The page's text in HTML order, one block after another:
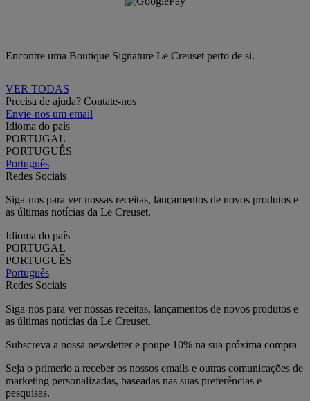
Encontre uma Boutique Signature Le Creuset perto de si.
VER TODAS
Precisa de ajuda? Contate-nos
Envie-nos um email
Idioma do país
PORTUGAL
PORTUGUÊS
Português
Redes Sociais
Siga-nos para ver nossas receitas, lançamentos de novos produtos e
as últimas notícias da Le Creuset.
Idioma do país
PORTUGAL
PORTUGUÊS
Português
Redes Sociais
Siga-nos para ver nossas receitas, lançamentos de novos produtos e
as últimas notícias da Le Creuset.
Subscreva a nossa newsletter e poupe 10% na sua próxima compra
Seja o primerio a receber os nossos emails e outras comunicações de
marketing personalizadas, baseadas nas suas preferências e
pesquisas.